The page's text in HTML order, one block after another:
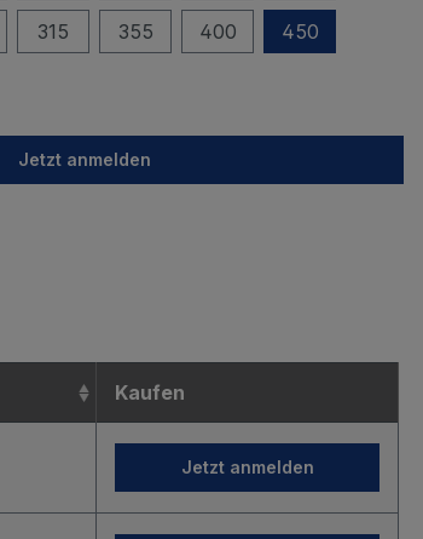
315 355 400 450
Jetzt anmelden
Kaufen
Jetzt anmelden